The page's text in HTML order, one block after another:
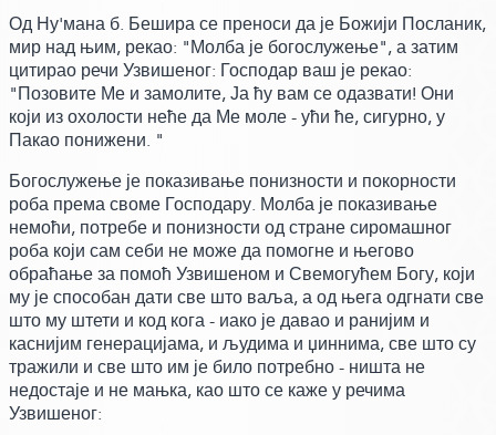
Од Ну'мана б. Бешира се преноси да је Божији Посланик,
мир над њим,рекао: "Молба је богослужење",а затим
цитирао речи Узвишеног: Господар ваш је рекао:
"Позовите Ме и замолите, Ја ћу вам се одазвати! Они
који из охолости неће да Ме моле - ући ће, сигурно, у
Пакао понижени. "
Богослужење је показивање понизности и покорности
роба према своме Господару. Молба је показивање
немоћи, потребе и понизности од стране сиромашног
роба који сам себи не може да помогне и његово
обраћање за помоћ Узвишеном и Свемогућем Богу, који
му је способан дати све што ваља, а од њега одгнати све
што му штети и код кога - иако је давао и ранијим и
каснијим генерацијама, и људима и џиннима, све што су
тражили и све што им је било потребно - ништа не
недостаје и не мањка,као што се каже у речима
Узвишеног: